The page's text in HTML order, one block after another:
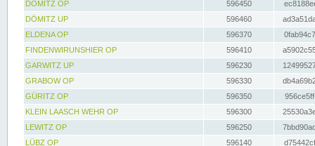
DÖMITZ OP
596450
DÖMITZ UP
596460
ELDENA OP
596370
FINDENWIRUNSHIER OP
596410
GARWITZ UP
596230
GRABOW OP
596330
GÜRITZ OP
596350
KLEIN LAASCH WEHR OP
596300
LEWITZ OP
596250
LÜBZ OP
596140